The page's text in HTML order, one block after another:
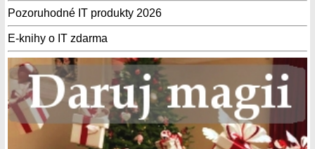
Pozoruhodné IT produkty 2026
E-knihy o IT zdarma